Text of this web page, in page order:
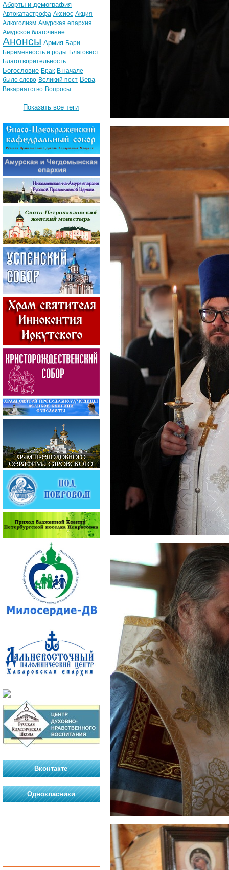
Аборты и демография
Автокатастрофа Аксиос Акция
Алкоголизм Амурская епархия
Амурское благочиние
Анонсы Армия Бари
Беременность и роды Благовест
Благотворительность
Богословие Брак В начале
было слово Великий пост Вера
Викариатство Вопросы
Показать все теги
Вконтакте
Однокласники